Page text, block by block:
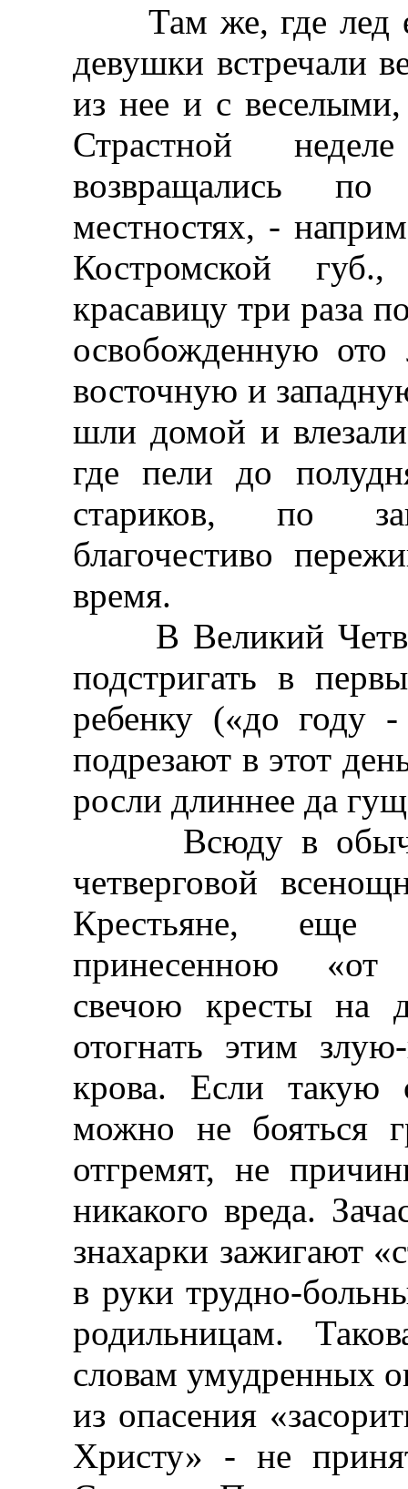
Там же, где лед
девушки встречали
из нее и с
Страстной
возвращались
местностях, -
Костромской
красавицу три раза
освобожденную ото
восточную и
шли домой и
где пели до
стариков, по
благочестиво
время.
В Великий
подстригать в
ребенку («до году
подрезают в этот
росли длиннее да
Всюду в обычае
четверговой
Крестьяне,
принесенною «от
свечою кресты на
отогнать этим
крова. Если такую
можно не бояться
отгремят, не
никакого вреда.
знахарки зажигают
в руки трудно-
родильницам.
словам умудренных
из опасения
Христу» - не